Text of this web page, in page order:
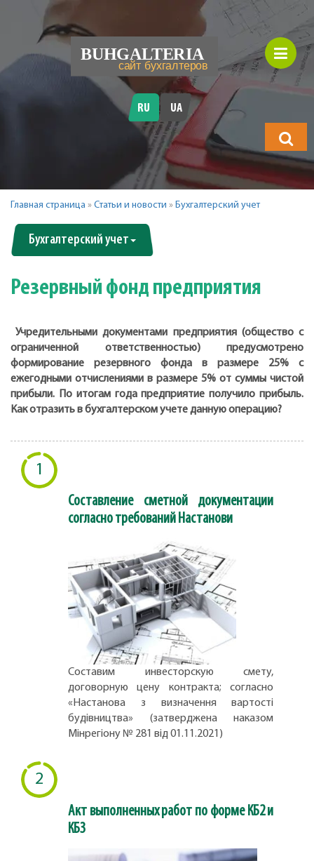
будете
искать?
RU UA
Главная страница » Статьи и новости » Бухгалтерский учет
Бухгалтерский учет
Резервный фонд предприятия
Учредительными документами предприятия (общество с
ограниченной ответственностью) предусмотрено
формирование резервного фонда в размере 25% с
ежегодными отчислениями в размере 5% от суммы чистой
прибыли. По итогам года предприятие получило прибыль.
Как отразить в бухгалтерском учете данную операцию?
1
Составление сметной документации
согласно требований Настанови
Составим инвесторскую смету,
договорную цену контракта; согласно
«Настанова з визначення вартості
будівництва» (затверджена наказом
Мінрегіону № 281 від 01.11.2021)
2
Акт выполненных работ по форме КБ2 и
КБ3